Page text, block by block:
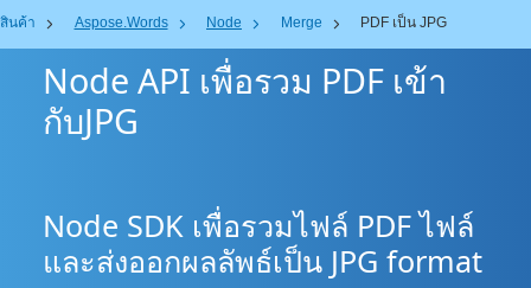
สินค้า Aspose.Words Node Merge PDF เป็น JPG
Node API เพื่อรวม PDF เข้า
กับJPG
Node SDK เพื่อรวมไฟล์ PDF ไฟล์
และส่งออกผลลัพธ์เป็น JPG format